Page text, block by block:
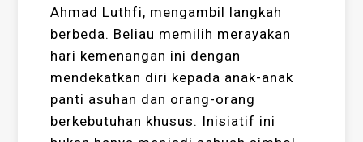
Ahmad Luthfi, mengambil langkah
berbeda. Beliau memilih merayakan
hari kemenangan ini dengan
mendekatkan diri kepada anak-anak
panti asuhan dan orang-orang
berkebutuhan khusus. Inisiatif ini